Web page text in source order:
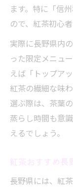
ます。特に「信
ので、紅茶初心
実際に長野県内
った限定メニュ
えば「トップア
紅茶の繊細な味
選ぶ際は、茶葉
蒸らし時間も意
えるでしょう。
長野県には、紅